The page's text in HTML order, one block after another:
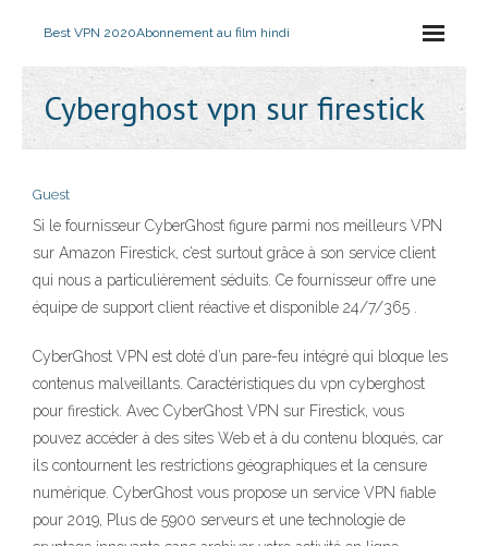
Best VPN 2020Abonnement au film hindi
Cyberghost vpn sur firestick
Guest
Si le fournisseur CyberGhost figure parmi nos meilleurs VPN
sur Amazon Firestick, c’est surtout grâce à son service client
qui nous a particulièrement séduits. Ce fournisseur offre une
équipe de support client réactive et disponible 24/7/365 .
CyberGhost VPN est doté d’un pare-feu intégré qui bloque les
contenus malveillants. Caractéristiques du vpn cyberghost
pour firestick. Avec CyberGhost VPN sur Firestick, vous
pouvez accéder à des sites Web et à du contenu bloqués, car
ils contournent les restrictions géographiques et la censure
numérique. CyberGhost vous propose un service VPN fiable
pour 2019, Plus de 5900 serveurs et une technologie de